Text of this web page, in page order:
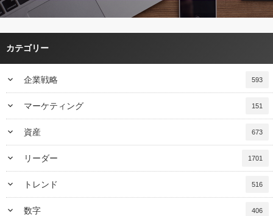
カテゴリー
keyboard_arrow_down 企業戦略 593
keyboard_arrow_down マーケティング 151
keyboard_arrow_down 資産 673
keyboard_arrow_down リーダー 1701
keyboard_arrow_down トレンド 516
keyboard_arrow_down 数字 406